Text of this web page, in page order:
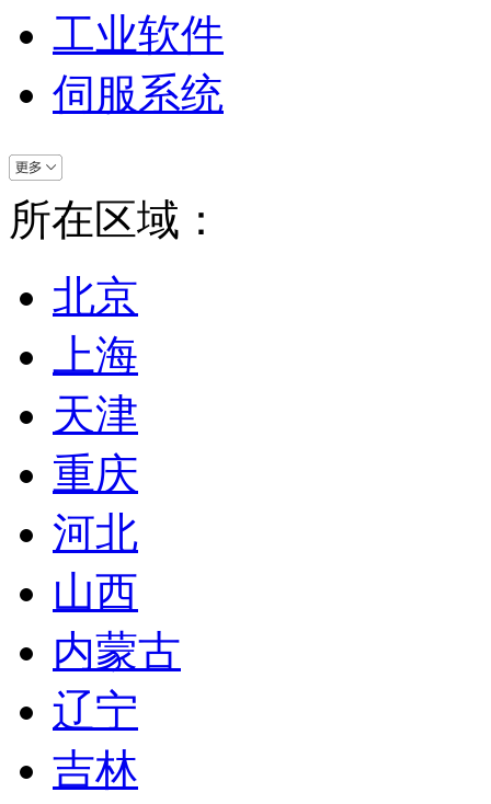
工业软件
伺服系统
所在区域：
北京
上海
天津
重庆
河北
山西
内蒙古
辽宁
吉林